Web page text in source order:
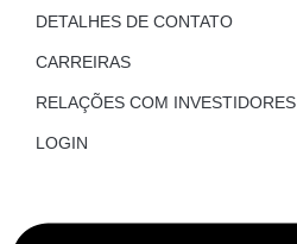
DETALHES DE CONTATO
CARREIRAS
RELAÇÕES COM INVESTIDORES
LOGIN